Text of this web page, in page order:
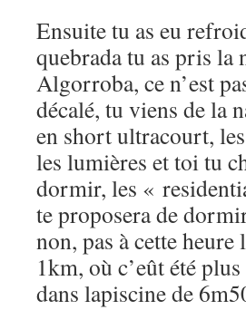
Ensuite tu as eu
quebrada tu as pris la
Algorroba, ce n’est
décalé, tu viens de la
en short ultracourt,
les lumières et toi tu
dormir, les «
te proposera de
non, pas à cette
1km, où c’eût été
dans lapiscine de